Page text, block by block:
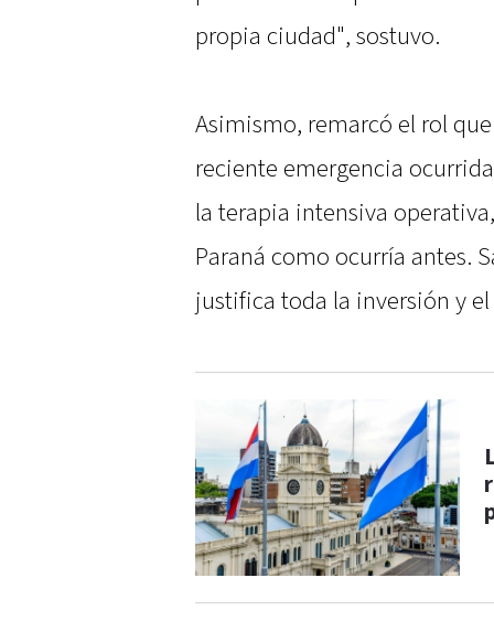
propia ciudad", sostuvo.
Asimismo, remarcó el rol
reciente emergencia
la terapia intensiva
Paraná como ocurría antes.
justifica toda la inversión y